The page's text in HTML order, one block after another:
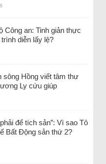
Công an: Tinh giản thực
diễn lấy lệ?
sông Hồng viết tâm thư
Ly cứu giúp
để tích sản”: Vì sao Tô
Bất Động sản thứ 2?